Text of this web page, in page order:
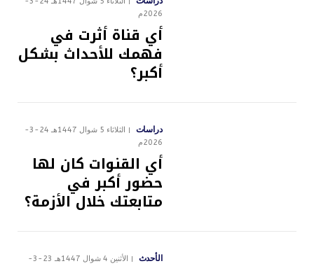
2026م
أي قناة أثرت في
فهمك للأحداث بشكل
أكبر؟
دراسات
الثلاثاء 5 شوال 1447هـ 24-3-
2026م
أي القنوات كان لها
حضور أكبر في
متابعتك خلال الأزمة؟
الأحدث
الأثنين 4 شوال 1447هـ 23-3-